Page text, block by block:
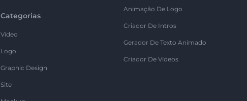
Categorias
Vídeo
Logo
Graphic Design
Site
Animação De Logo
Criador De Intros
Gerador De Texto Animado
Criador De Vídeos